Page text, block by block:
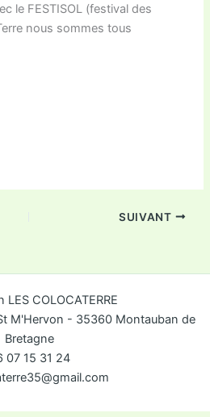
le FESTISOL (festival des
nous sommes tous
SUIVANT
COLOCATERRE
M'Hervon - 35360 Montauban de
Bretagne
07 15 31 24